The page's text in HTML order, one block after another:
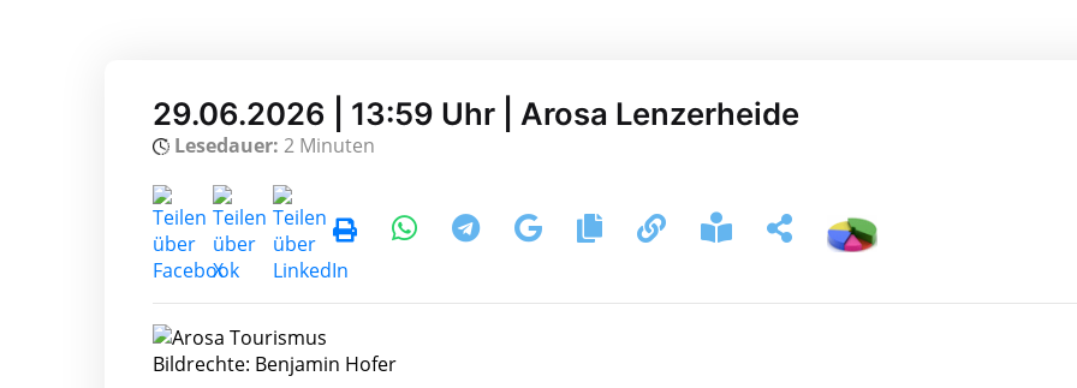
29.06.2026 | 13:59 Uhr | Arosa Lenzerheide
Lesedauer: 2 Minuten
Bildrechte: Benjamin Hofer